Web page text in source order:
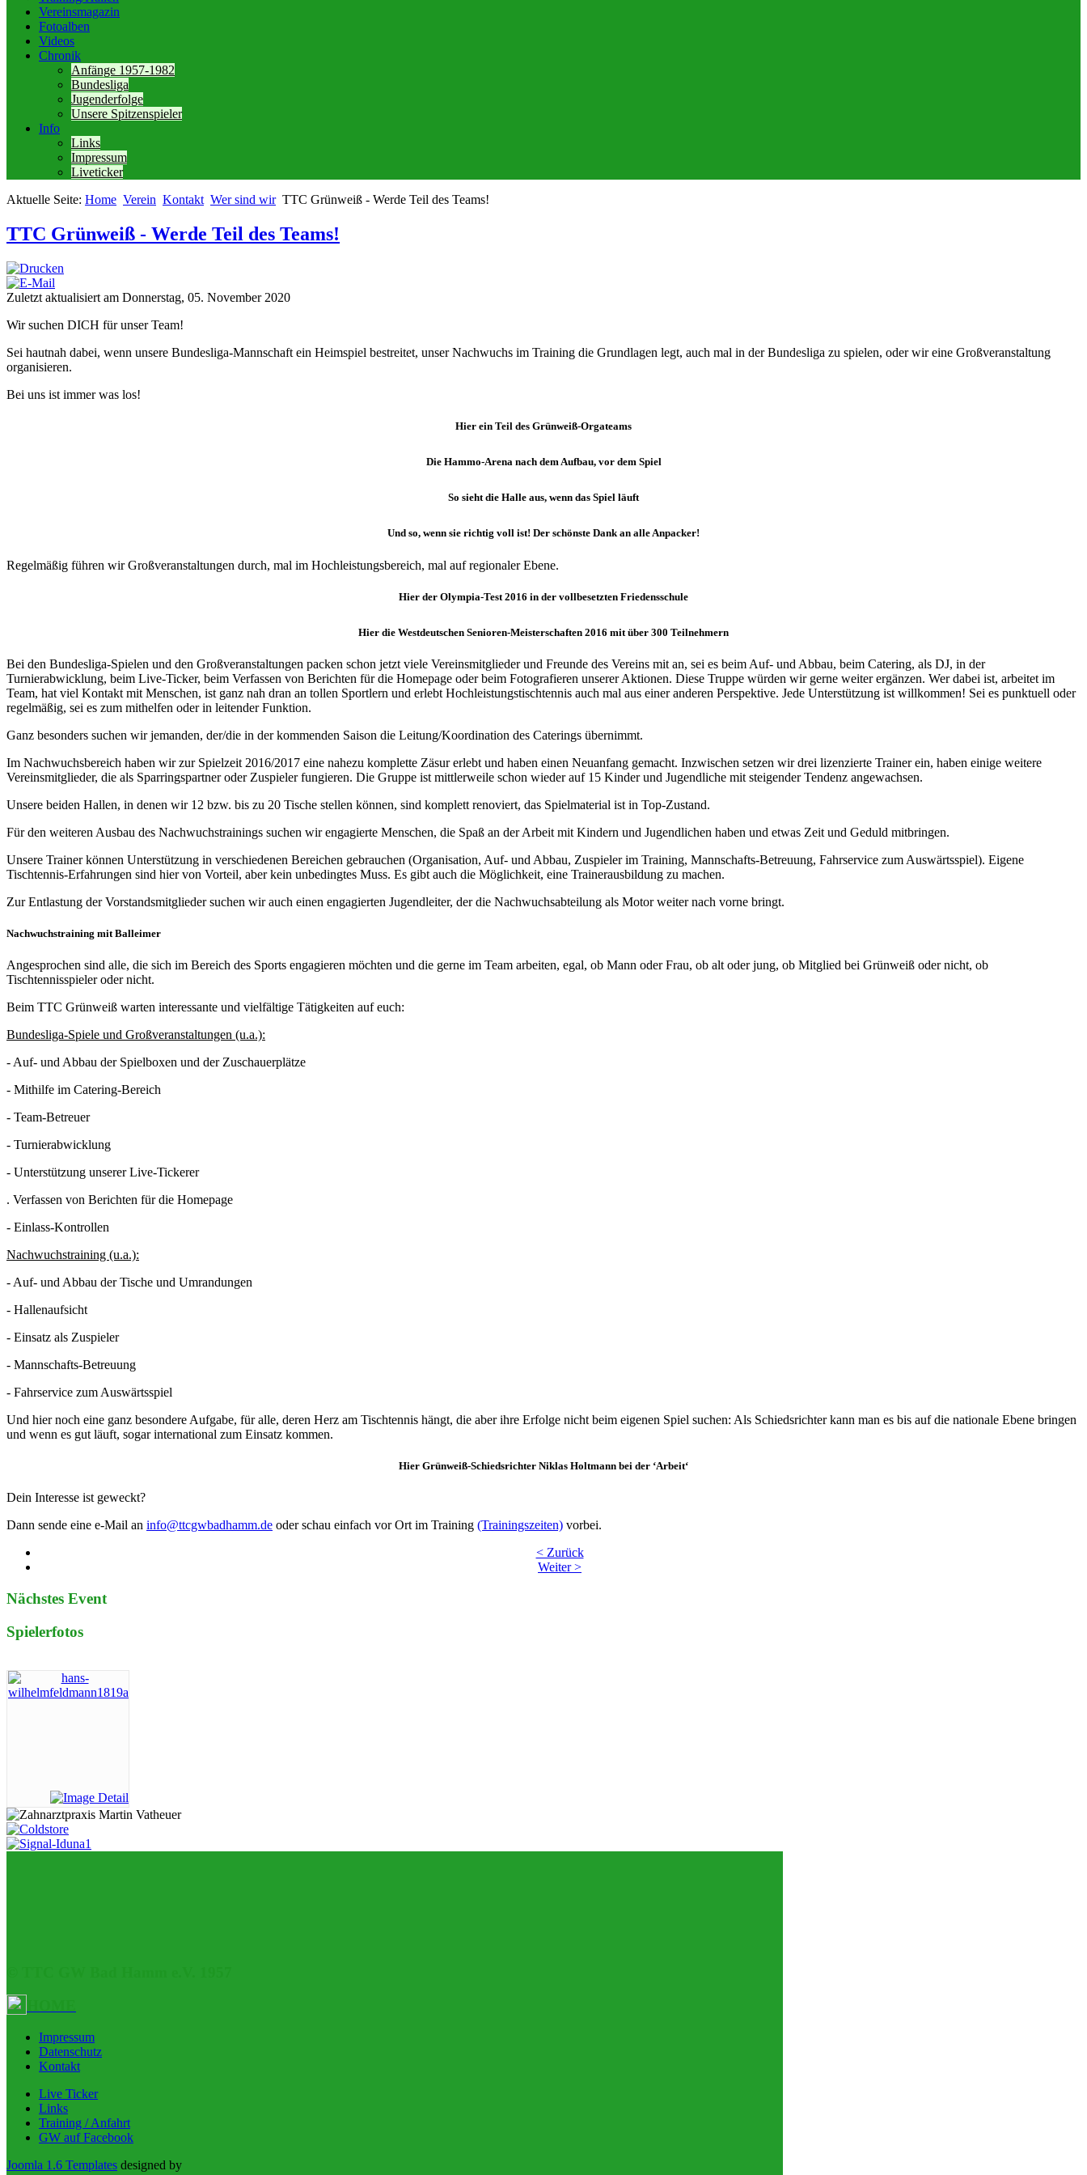
Vereinsmagazin
Fotoalben
Videos
Chronik
Anfänge 1957-1982
Bundesliga
Jugenderfolge
Unsere Spitzenspieler
Info
Links
Impressum
Liveticker
Aktuelle Seite: Home Verein Kontakt Wer sind wir TTC Grünweiß - Werde Teil des Teams!
TTC Grünweiß - Werde Teil des Teams!
Zuletzt aktualisiert am Donnerstag, 05. November 2020
Wir suchen DICH für unser Team!
Sei hautnah dabei, wenn unsere Bundesliga-Mannschaft ein Heimspiel bestreitet, unser Nachwuchs im Training die Grundlagen legt, auch mal in der Bundesliga zu spielen, oder wir eine Großveranstaltung
organisieren.
Bei uns ist immer was los!
Hier ein Teil des Grünweiß-Orgateams
Die Hammo-Arena nach dem Aufbau, vor dem Spiel
So sieht die Halle aus, wenn das Spiel läuft
Und so, wenn sie richtig voll ist! Der schönste Dank an alle Anpacker!
Regelmäßig führen wir Großveranstaltungen durch, mal im Hochleistungsbereich, mal auf regionaler Ebene.
Hier der Olympia-Test 2016 in der vollbesetzten Friedensschule
Hier die Westdeutschen Senioren-Meisterschaften 2016 mit über 300 Teilnehmern
Bei den Bundesliga-Spielen und den Großveranstaltungen packen schon jetzt viele Vereinsmitglieder und Freunde des Vereins mit an, sei es beim Auf- und Abbau, beim Catering, als DJ, in der
Turnierabwicklung, beim Live-Ticker, beim Verfassen von Berichten für die Homepage oder beim Fotografieren unserer Aktionen. Diese Truppe würden wir gerne weiter ergänzen. Wer dabei ist, arbeitet im
Team, hat viel Kontakt mit Menschen, ist ganz nah dran an tollen Sportlern und erlebt Hochleistungstischtennis auch mal aus einer anderen Perspektive. Jede Unterstützung ist willkommen! Sei es punktuell oder
regelmäßig, sei es zum mithelfen oder in leitender Funktion.
Ganz besonders suchen wir jemanden, der/die in der kommenden Saison die Leitung/Koordination des Caterings übernimmt.
Im Nachwuchsbereich haben wir zur Spielzeit 2016/2017 eine nahezu komplette Zäsur erlebt und haben einen Neuanfang gemacht. Inzwischen setzen wir drei lizenzierte Trainer ein, haben einige weitere
Vereinsmitglieder, die als Sparringspartner oder Zuspieler fungieren. Die Gruppe ist mittlerweile schon wieder auf 15 Kinder und Jugendliche mit steigender Tendenz angewachsen.
Unsere beiden Hallen, in denen wir 12 bzw. bis zu 20 Tische stellen können, sind komplett renoviert, das Spielmaterial ist in Top-Zustand.
Für den weiteren Ausbau des Nachwuchstrainings suchen wir engagierte Menschen, die Spaß an der Arbeit mit Kindern und Jugendlichen haben und etwas Zeit und Geduld mitbringen.
Unsere Trainer können Unterstützung in verschiedenen Bereichen gebrauchen (Organisation, Auf- und Abbau, Zuspieler im Training, Mannschafts-Betreuung, Fahrservice zum Auswärtsspiel). Eigene
Tischtennis-Erfahrungen sind hier von Vorteil, aber kein unbedingtes Muss. Es gibt auch die Möglichkeit, eine Trainerausbildung zu machen.
Zur Entlastung der Vorstandsmitglieder suchen wir auch einen engagierten Jugendleiter, der die Nachwuchsabteilung als Motor weiter nach vorne bringt.
Nachwuchstraining mit Balleimer
Angesprochen sind alle, die sich im Bereich des Sports engagieren möchten und die gerne im Team arbeiten, egal, ob Mann oder Frau, ob alt oder jung, ob Mitglied bei Grünweiß oder nicht, ob
Tischtennisspieler oder nicht.
Beim TTC Grünweiß warten interessante und vielfältige Tätigkeiten auf euch:
Bundesliga-Spiele und Großveranstaltungen (u.a.):
- Auf- und Abbau der Spielboxen und der Zuschauerplätze
- Mithilfe im Catering-Bereich
- Team-Betreuer
- Turnierabwicklung
- Unterstützung unserer Live-Tickerer
. Verfassen von Berichten für die Homepage
- Einlass-Kontrollen
Nachwuchstraining (u.a.):
- Auf- und Abbau der Tische und Umrandungen
- Hallenaufsicht
- Einsatz als Zuspieler
- Mannschafts-Betreuung
- Fahrservice zum Auswärtsspiel
Und hier noch eine ganz besondere Aufgabe, für alle, deren Herz am Tischtennis hängt, die aber ihre Erfolge nicht beim eigenen Spiel suchen: Als Schiedsrichter kann man es bis auf die nationale Ebene bringen
und wenn es gut läuft, sogar international zum Einsatz kommen.
Hier Grünweiß-Schiedsrichter Niklas Holtmann bei der ‘Arbeit‘
Dein Interesse ist geweckt?
Dann sende eine e-Mail an info@ttcgwbadhamm.de oder schau einfach vor Ort im Training (Trainingszeiten) vorbei.
< Zurück
Weiter >
Nächstes Event
Spielerfotos
Impressum
Datenschutz
Kontakt
Live Ticker
Links
Training / Anfahrt
GW auf Facebook
Joomla 1.6 Templates designed by